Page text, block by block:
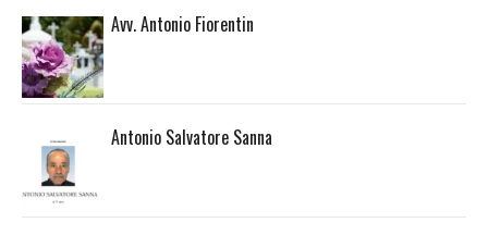
Avv. Antonio Fiorentin
Antonio Salvatore Sanna